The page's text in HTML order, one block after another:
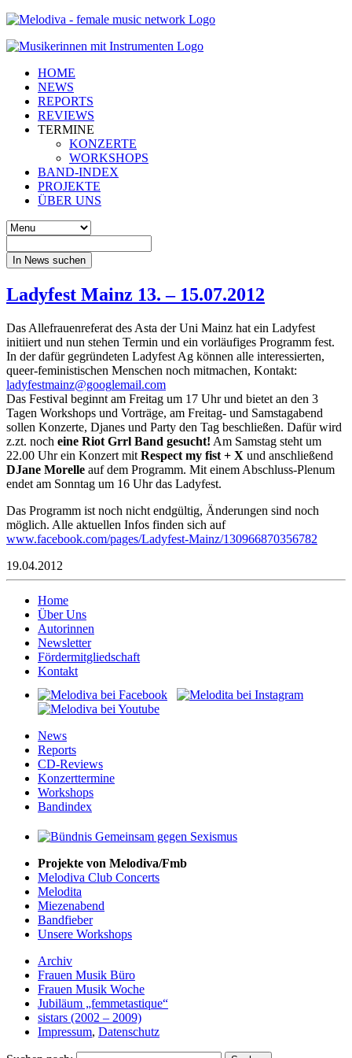
HOME
NEWS
REPORTS
REVIEWS
TERMINE
KONZERTE
WORKSHOPS
BAND-INDEX
PROJEKTE
ÜBER UNS
In News suchen
Ladyfest Mainz 13. – 15.07.2012
Das Allefrauenreferat des Asta der Uni Mainz hat ein Ladyfest
initiiert und nun stehen Termin und ein vorläufiges Programm fest.
In der dafür gegründeten Ladyfest Ag können alle interessierten,
queer-feministischen Menschen noch mitmachen, Kontakt:
moc.l
iamel
goog@
zniam
tsefy
dal
Das Festival beginnt am Freitag um 17 Uhr und bietet an den 3
Tagen Workshops und Vorträge, am Freitag- und Samstagabend
sollen Konzerte, Djanes und Party den Tag beschließen. Dafür wird
z.zt. noch eine Riot Grrl Band gesucht! Am Samstag steht um
22.00 Uhr ein Konzert mit Respect my fist + X und anschließend
DJane Morelle auf dem Programm. Mit einem Abschluss-Plenum
endet am Sonntag um 16 Uhr das Ladyfest.
Das Programm ist noch nicht endgültig, Änderungen sind noch
möglich. Alle aktuellen Infos finden sich auf
www.facebook.com/pages/Ladyfest-Mainz/130966870356782
19.04.2012
Home
Über Uns
Autorinnen
Newsletter
Fördermitgliedschaft
Kontakt
News
Reports
CD-Reviews
Konzerttermine
Workshops
Bandindex
Projekte von Melodiva/Fmb
Melodiva Club Concerts
Melodita
Miezenabend
Bandfieber
Unsere Workshops
Archiv
Frauen Musik Büro
Frauen Musik Woche
Jubiläum „femmetastique“
sistars (2002 – 2009)
Impressum, Datenschutz